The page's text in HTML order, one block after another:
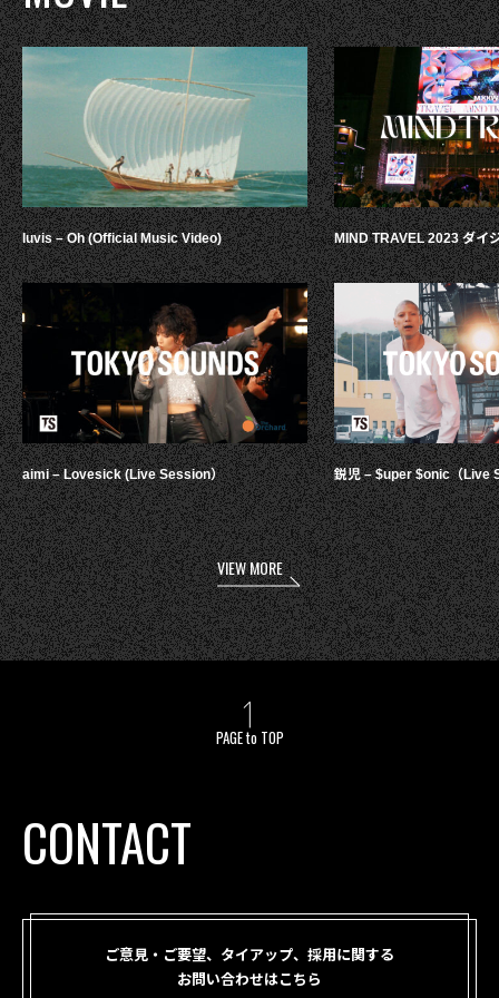
luvis – Oh (Official Music Video)
aimi – Lovesick (Live Session）
MIND TRAVEL 2023 ダイ
鋭児 – $uper $onic（Live
VIEW MORE
PAGE to TOP
CONTACT
ご意見・ご要望、タイアップ、採用に関する
お問い合わせはこちら